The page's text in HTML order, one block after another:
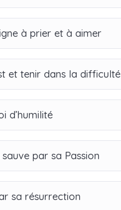
à prier et à aimer
et tenir dans la difficulté
d’humilité
par sa Passion
sa résurrection